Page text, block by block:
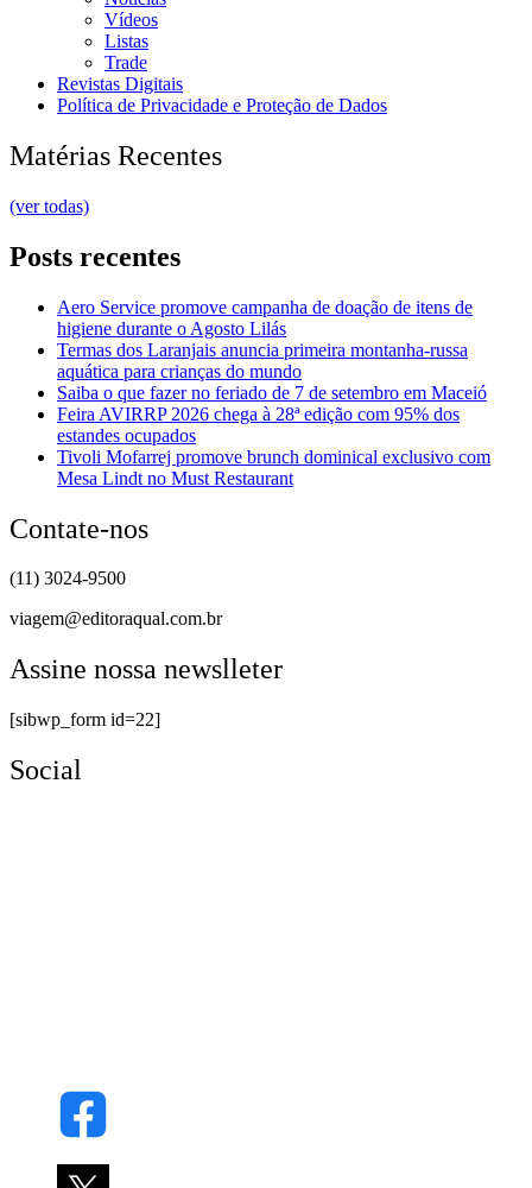
Vídeos
Listas
Trade
Revistas Digitais
Política de Privacidade e Proteção de Dados
Matérias Recentes
(ver todas)
Posts recentes
Aero Service promove campanha de doação de itens de
higiene durante o Agosto Lilás
Termas dos Laranjais anuncia primeira montanha-russa
aquática para crianças do mundo
Saiba o que fazer no feriado de 7 de setembro em Maceió
Feira AVIRRP 2026 chega à 28ª edição com 95% dos
estandes ocupados
Tivoli Mofarrej promove brunch dominical exclusivo com
Mesa Lindt no Must Restaurant
Contate-nos
(11) 3024-9500
viagem@editoraqual.com.br
Assine nossa newslleter
[sibwp_form id=22]
Social